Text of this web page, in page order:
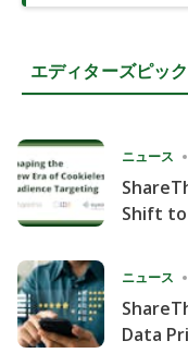
エディターズピック
ニュース
Shift to
ニュース
Data